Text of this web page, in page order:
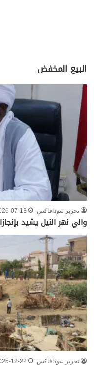
البيع المخفض
تحرير سودافاكس 07-13
والي نهر النيل يشيد
تحرير سودافاكس 12-22